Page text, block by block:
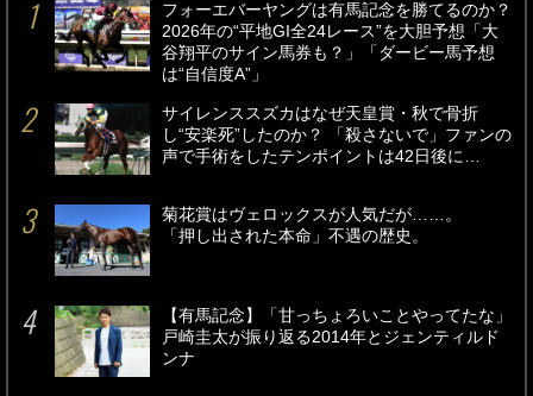
フォーエバーヤングは有馬記念を勝てるのか？
2026年の“平地GI全24レース”を大胆予想「大
谷翔平のサイン馬券も？」「ダービー馬予想
は“自信度A”」
サイレンススズカはなぜ天皇賞・秋で骨折
し“安楽死”したのか？ 「殺さないで」ファンの
声で手術をしたテンポイントは42日後に…
菊花賞はヴェロックスが人気だが……。
「押し出された本命」不遇の歴史。
【有馬記念】「甘っちょろいことやってたな」
戸崎圭太が振り返る2014年とジェンティルド
ンナ